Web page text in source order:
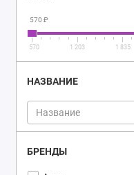
570 ₽
570 1 203 1 835
НАЗВАНИЕ
БРЕНДЫ